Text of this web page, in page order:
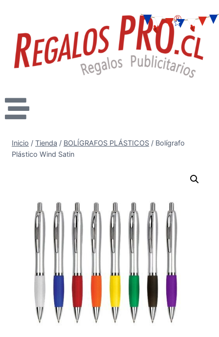
Inicio / Tienda / BOLÍGRAFOS PLÁSTICOS / Bolígrafo
Plástico Wind Satin